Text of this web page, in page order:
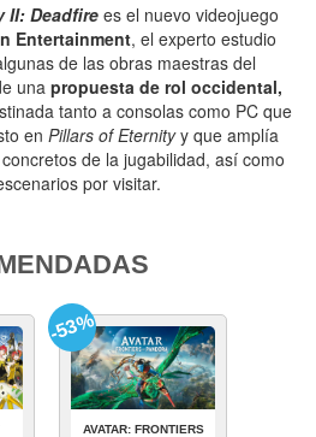
II: Deadfire es el nuevo videojuego
Entertainment, el experto estudio
de las obras maestras del
unapropuesta de rol occidental,
tanto a consolas como PC que
enPillars of Eternityy que amplía
de la jugabilidad, así como
por visitar.
AVATAR: FRONTIERS
-53%